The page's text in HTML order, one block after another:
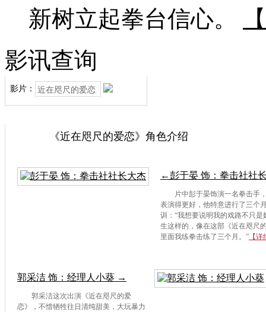
新树立起拳台信心。
影讯查询
影片：
《近在咫尺的爱恋》角色介绍
←彭于晏 饰：拳击社社
片中彭于晏饰演一名拳击手
表演得更好，他特意进行了三个
训：“我想要说明我的戏路不只是
生这样的，像在这部《近在咫尺
里面我练拳击练了三个月。” 【
郭采洁 饰：经理人小葵 →
郭采洁这次出演《近在咫尺的爱
恋》，不惜牺牲往日清纯甜美，大玩暴力